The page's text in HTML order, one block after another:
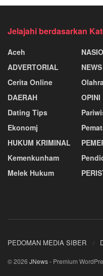
Jelajahi berdasarkan
Aceh
ADVERTORIAL
Cerita Online
DAERAH
Dating Tips
Ekonomj
HUKUM KRIMINAL
Kemenkunham
Melek Hukum
NEWS
OPINI
PEDOMAN MEDIA SIBER
© 2026 JNews- Premium